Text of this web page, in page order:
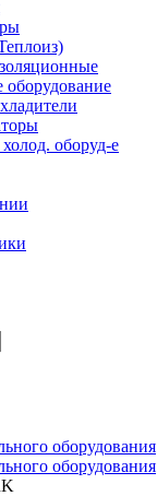
оборудование
оборуд-е
оборудования
оборудования